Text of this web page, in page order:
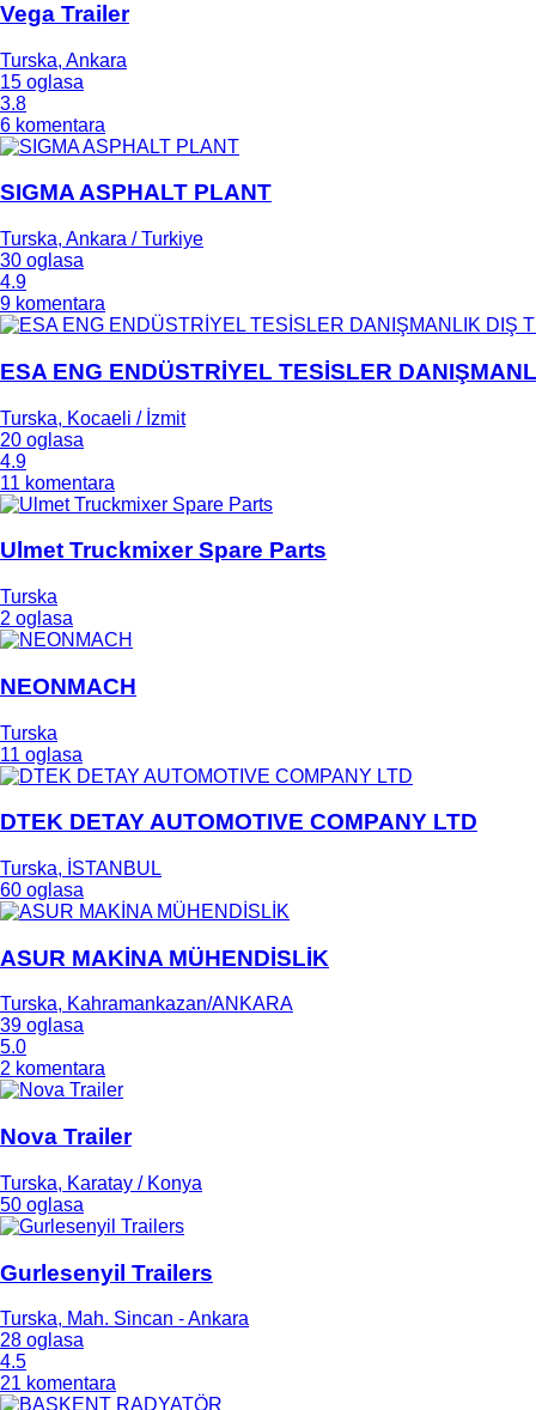
Vega Trailer
Turska, Ankara
15 oglasa
3.8
6 komentara
SIGMA ASPHALT PLANT
Turska, Ankara / Turkiye
30 oglasa
4.9
9 komentara
ESA ENG ENDÜSTRİYEL TESİSLER
Turska, Kocaeli / İzmit
20 oglasa
4.9
11 komentara
Ulmet Truckmixer Spare Parts
Turska
2 oglasa
NEONMACH
Turska
11 oglasa
DTEK DETAY AUTOMOTIVE COMPANY LTD
Turska, İSTANBUL
60 oglasa
ASUR MAKİNA MÜHENDİSLİK
Turska, Kahramankazan/ANKARA
39 oglasa
5.0
2 komentara
Nova Trailer
Turska, Karatay / Konya
50 oglasa
Gurlesenyil Trailers
Turska, Mah. Sincan - Ankara
28 oglasa
4.5
21 komentara